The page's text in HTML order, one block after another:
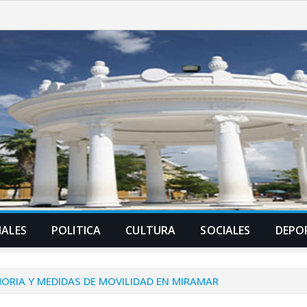
POLITICA CULTURA SOCIALES
Y MEDIDAS DE MOVILIDAD EN MIRAMAR